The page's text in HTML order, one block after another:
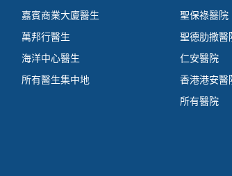
嘉賓商業大廈醫生
萬邦行醫生
海洋中心醫生
所有醫生集中地
聖保祿醫院
聖德肋撒醫
仁安醫院
香港港安醫
所有醫院